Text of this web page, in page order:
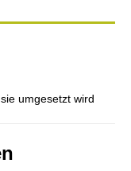
umgesetzt wird